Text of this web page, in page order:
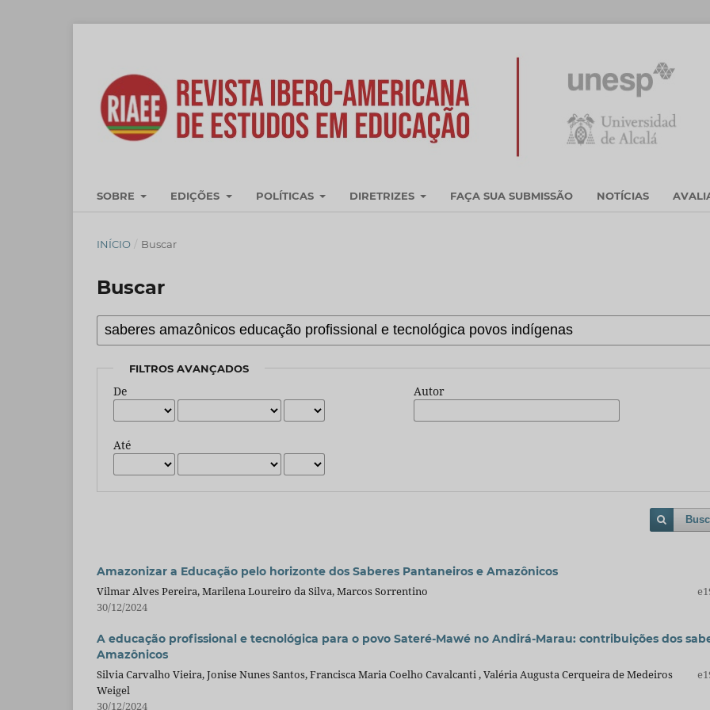
SOBRE EDIÇÕES POLÍTICAS DIRETRIZES FAÇA SUA SUBMISSÃO NOTÍCIAS
INÍCIO / Buscar
Buscar
FILTROS AVANÇADOS
De
Até
Autor
Amazonizar a Educação pelo horizonte dos Saberes Pantaneiros e Amazônicos
Vilmar Alves Pereira, Marilena Loureiro da Silva, Marcos Sorrentino
30/12/2024
A educação profissional e tecnológica para o povo Sateré-Mawé no Andirá-Marau: contribuições dos
Amazônicos
Silvia Carvalho Vieira, Jonise Nunes Santos, Francisca Maria Coelho Cavalcanti , Valéria Augusta Cerqueira de Medeiros
Weigel
30/12/2024